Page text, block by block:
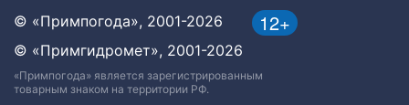
12+
© «Примпогода», 2001-2026
© «Примгидромет», 2001-2026
«Примпогода» является зарегистрированным
товарным знаком на территории РФ.